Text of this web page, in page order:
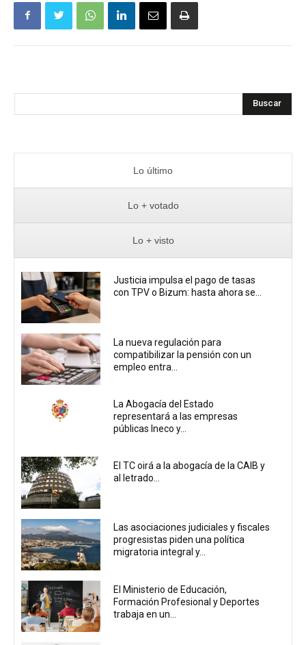
Buscar
Lo último
Lo + votado
Lo + visto
Justicia impulsa el pago de tasas
con TPV o Bizum: hasta ahora se...
La nueva regulación para
compatibilizar la pensión con un
empleo entra...
La Abogacía del Estado
representará a las empresas
públicas Ineco y...
El TC oirá a la abogacía de la CAIB y
al letrado...
Las asociaciones judiciales y fiscales
progresistas piden una política
migratoria integral y...
El Ministerio de Educación,
Formación Profesional y Deportes
trabaja en un...